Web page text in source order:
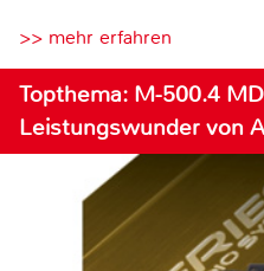
>> mehr erfahren
Topthema: M-500.4
Leistungswunder von